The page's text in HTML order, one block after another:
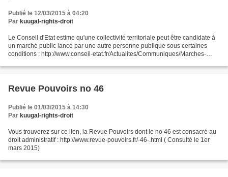
Publié le 12/03/2015 à 04:20
Par kuugal-rights-droit
Le Conseil d'Etat estime qu'une collectivité territoriale peut être candidate à
un marché public lancé par une autre personne publique sous certaines
conditions : http://www.conseil-etat.fr/Actualites/Communiques/Marches-
Revue Pouvoirs no 46
Publié le 01/03/2015 à 14:30
Par kuugal-rights-droit
Vous trouverez sur ce lien, la Revue Pouvoirs dont le no 46 est consacré au
droit administratif : http://www.revue-pouvoirs.fr/-46-.html ( Consulté le 1er
mars 2015)